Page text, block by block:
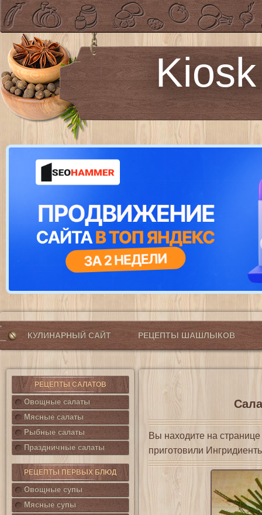
КУЛИНАРНЫЙ САЙТ РЕЦЕПТЫ ШАШЛЫКОВ
РЕЦЕПТЫ САЛАТОВ
Овощные салаты
Мясные салаты
Рыбные салаты
Праздничные салаты
РЕЦЕПТЫ ПЕРВЫХ БЛЮД
Овощные супы
Мясные супы
Вы находите на странице
приготовили